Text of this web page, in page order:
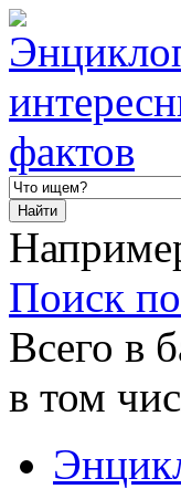
Поиск
Всего в
в том